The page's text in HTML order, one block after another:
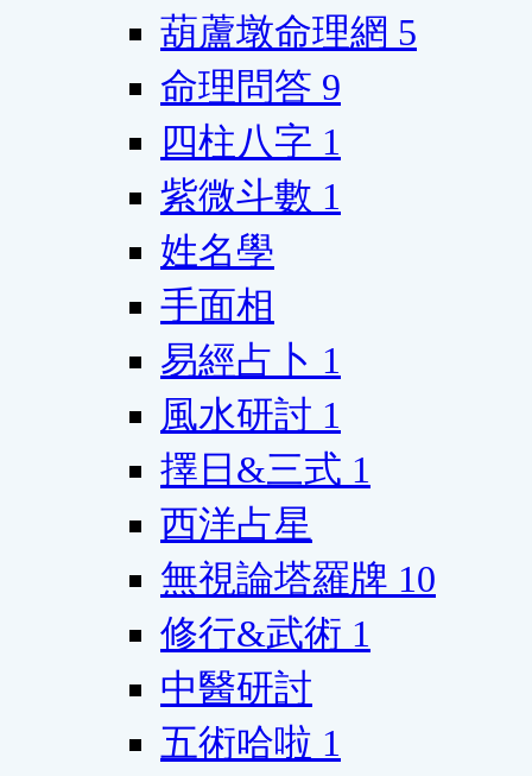
葫蘆墩命理網 5
命理問答 9
四柱八字 1
紫微斗數 1
姓名學
手面相
易經占卜 1
風水研討 1
擇日&三式 1
西洋占星
無視論塔羅牌 10
修行&武術 1
中醫研討
五術哈啦 1